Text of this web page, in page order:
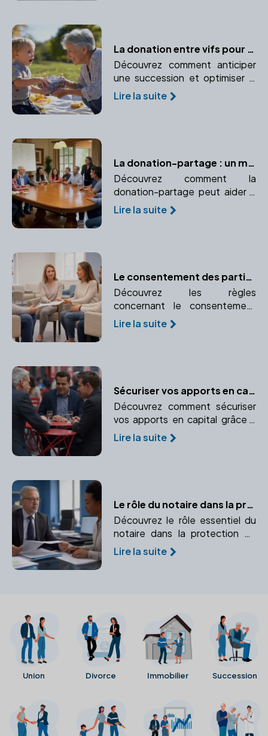
La donation entre vifs pour optimiser la transmission de patrimoine
Découvrez comment anticiper
une succession et optimiser la
transmission de votre
patrimoine grâce à la donation
proches.
Lire la suite
La donation-partage : un moyen efficace d'éviter les conflits familiaux
Découvrez comment la
donation-partage peut aider à
assurer une transmission
équitable du patrimoine et
Lire la suite
Le consentement des parties à l'adoption : obligations et formalités
Découvrez les règles
concernant le consentement
des parents biologiques ou du
futur adopté lors d'une
concernées.
Lire la suite
Sécuriser vos apports en capital : l'importance de faire appel à un notaire
Découvrez comment sécuriser
vos apports en capital grâce à
l'expertise d'un notaire.
Apprenez à protéger vos biens
Lire la suite
Le rôle du notaire dans la protection juridique
Découvrez le rôle essentiel du
notaire dans la protection de
vos droits et la sécurité de vos
proches. Un expert pour
Lire la suite
Union Divorce Immobilier Succession